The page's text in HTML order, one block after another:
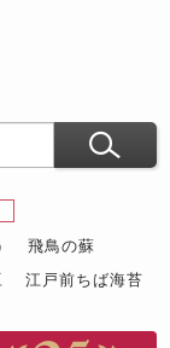
飛鳥の蘇
江戸前ちば海苔